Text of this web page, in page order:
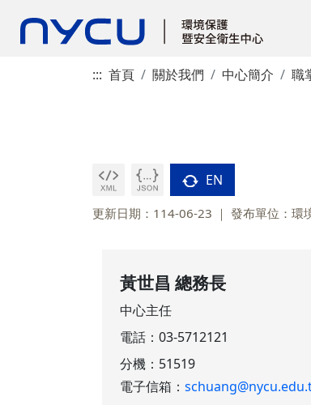
::: 首頁 關於我們 中心簡介 職
EN
更新日期：114-06-23 發布單位：環
黃世昌 總務長
中心主任
電話： 03-5712121
分機：51519
電子信箱：